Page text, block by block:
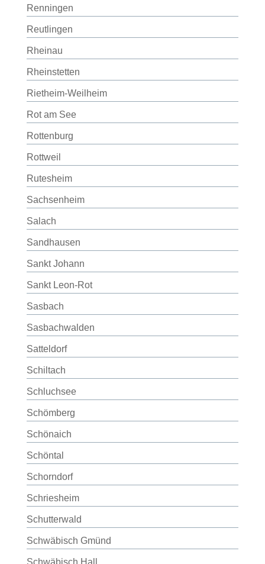
Renningen
Reutlingen
Rheinau
Rheinstetten
Rietheim-Weilheim
Rot am See
Rottenburg
Rottweil
Rutesheim
Sachsenheim
Salach
Sandhausen
Sankt Johann
Sankt Leon-Rot
Sasbach
Sasbachwalden
Satteldorf
Schiltach
Schluchsee
Schömberg
Schönaich
Schöntal
Schorndorf
Schriesheim
Schutterwald
Schwäbisch Gmünd
Schwäbisch Hall